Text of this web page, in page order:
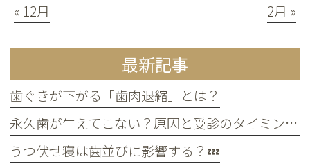
« 12月 2月 »
最新記事
歯ぐきが下がる「歯肉退縮」とは？
永久歯が生えてこない？原因と受診のタイミングについて
うつ伏せ寝は歯並びに影響する？💤